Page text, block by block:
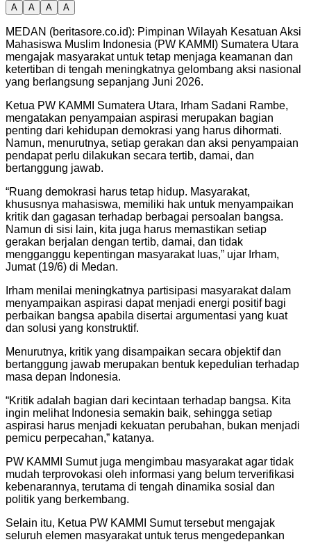
A A A A
MEDAN (beritasore.co.id): Pimpinan Wilayah Kesatuan Aksi
Mahasiswa Muslim Indonesia (PW KAMMI) Sumatera Utara
mengajak masyarakat untuk tetap menjaga keamanan dan
ketertiban di tengah meningkatnya gelombang aksi nasional
yang berlangsung sepanjang Juni 2026.
Ketua PW KAMMI Sumatera Utara, Irham Sadani Rambe,
mengatakan penyampaian aspirasi merupakan bagian
penting dari kehidupan demokrasi yang harus dihormati.
Namun, menurutnya, setiap gerakan dan aksi penyampaian
pendapat perlu dilakukan secara tertib, damai, dan
bertanggung jawab.
“Ruang demokrasi harus tetap hidup. Masyarakat,
khususnya mahasiswa, memiliki hak untuk menyampaikan
kritik dan gagasan terhadap berbagai persoalan bangsa.
Namun di sisi lain, kita juga harus memastikan setiap
gerakan berjalan dengan tertib, damai, dan tidak
mengganggu kepentingan masyarakat luas,” ujar Irham,
Jumat (19/6) di Medan.
Irham menilai meningkatnya partisipasi masyarakat dalam
menyampaikan aspirasi dapat menjadi energi positif bagi
perbaikan bangsa apabila disertai argumentasi yang kuat
dan solusi yang konstruktif.
Menurutnya, kritik yang disampaikan secara objektif dan
bertanggung jawab merupakan bentuk kepedulian terhadap
masa depan Indonesia.
“Kritik adalah bagian dari kecintaan terhadap bangsa. Kita
ingin melihat Indonesia semakin baik, sehingga setiap
aspirasi harus menjadi kekuatan perubahan, bukan menjadi
pemicu perpecahan,” katanya.
PW KAMMI Sumut juga mengimbau masyarakat agar tidak
mudah terprovokasi oleh informasi yang belum terverifikasi
kebenarannya, terutama di tengah dinamika sosial dan
politik yang berkembang.
Selain itu, Ketua PW KAMMI Sumut tersebut mengajak
seluruh elemen masyarakat untuk terus mengedepankan